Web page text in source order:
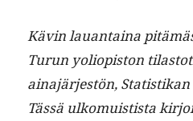
Kävin lauan­taina
Turun yoliopis­ton
aina­jär­jestön,
Tässä ulko­muis­tista